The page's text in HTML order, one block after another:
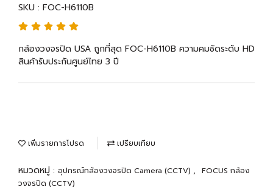
SKU : FOC-H6110B
กล้องวงจรปิด USA ถูกที่สุด FOC-H6110B ความคมชัดระดับ HD
สินค้ารับประกันศูนย์ไทย 3 ปี
เพิ่มรายการโปรด เปรียบเทียบ
หมวดหมู่ : อุปกรณ์กล้องวงจรปิด Camera (CCTV) ,
FOCUS กล้อง
วงจรปิด (CCTV)